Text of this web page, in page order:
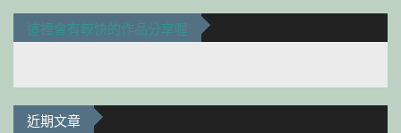
這裡會有較快的作品分享喔
近期文章